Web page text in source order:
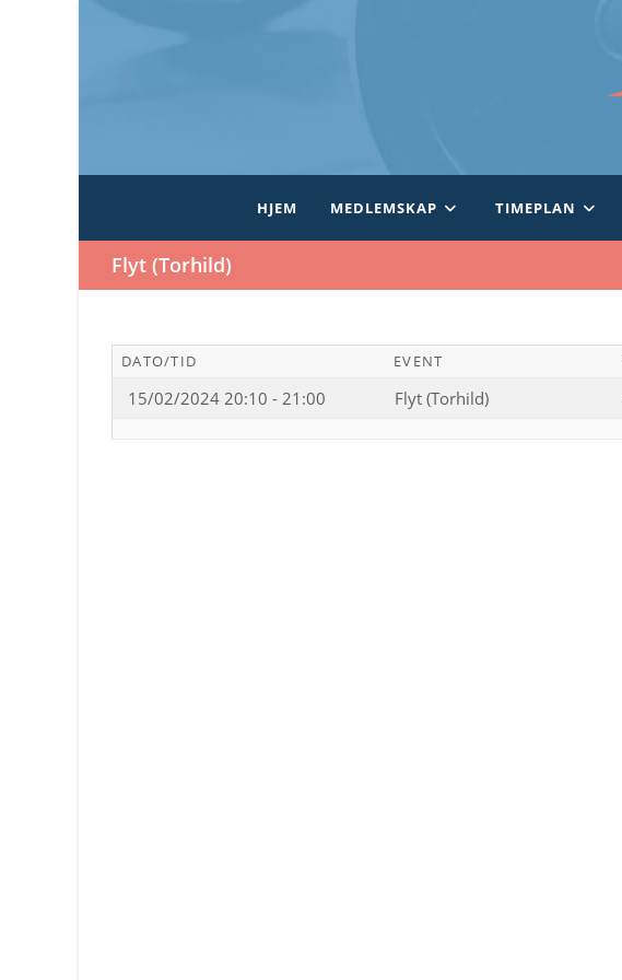
HJEM MEDLEMSKAP TIMEPLAN
Flyt (Torhild)
DATO/TID EVENT
15/02/2024 20:10 - 21:00 Flyt (Torhild)